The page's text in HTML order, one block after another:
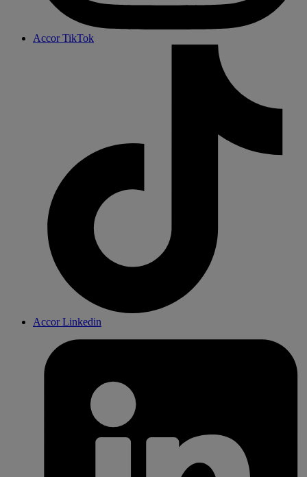
Accor TikTok
Accor Linkedin